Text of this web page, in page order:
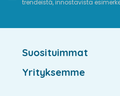
trendeistä, innostavista
Suosituimmat
Yrityksemme